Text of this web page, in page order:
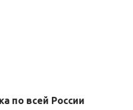
по всей России